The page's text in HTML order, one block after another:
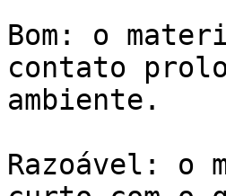
Bom: o
contato
ambiente.
Razoável: o